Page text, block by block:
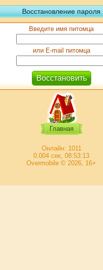
Восстановление пароля
Введите имя питомца
или E-mail питомца
Главная
Онлайн: 1011
0.004 сек, 08:53:13
Overmobile © 2026, 16+